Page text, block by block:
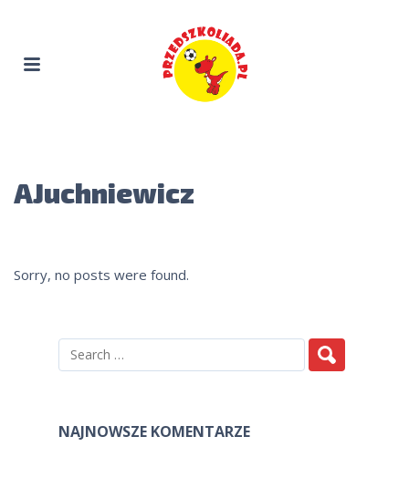
AJuchniewicz
Sorry, no posts were found.
NAJNOWSZE KOMENTARZE